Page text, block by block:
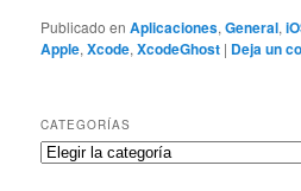
Publicado en Aplicaciones,General,
Apple,Xcode,XcodeGhost | Deja un
CATEGORÍAS
Categorías